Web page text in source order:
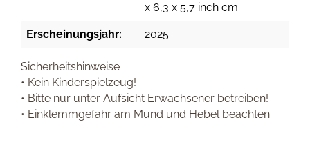
x 6,3 x 5,7 inch cm
Erscheinungsjahr: 2025
Sicherheitshinweise
• Kein Kinderspielzeug!
• Bitte nur unter Aufsicht Erwachsener betreiben!
• Einklemmgefahr am Mund und Hebel beachten.